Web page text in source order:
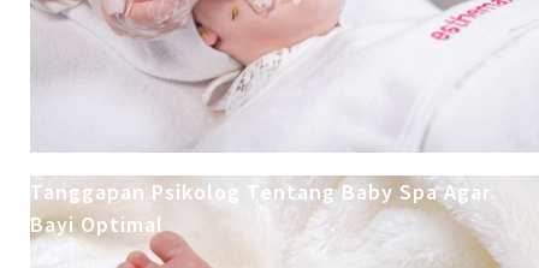
Tanggapan Psikolog Tentang Baby Spa Agar
Bayi Optimal